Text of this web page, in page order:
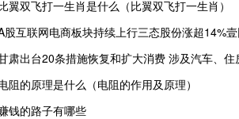
翼双飞打一生肖是什么（比翼双飞打一生肖）
肃出台20条措施恢复和扩大消费 涉及汽车、住
阻的原理是什么（电阻的作用及原理）
钱的路子有哪些